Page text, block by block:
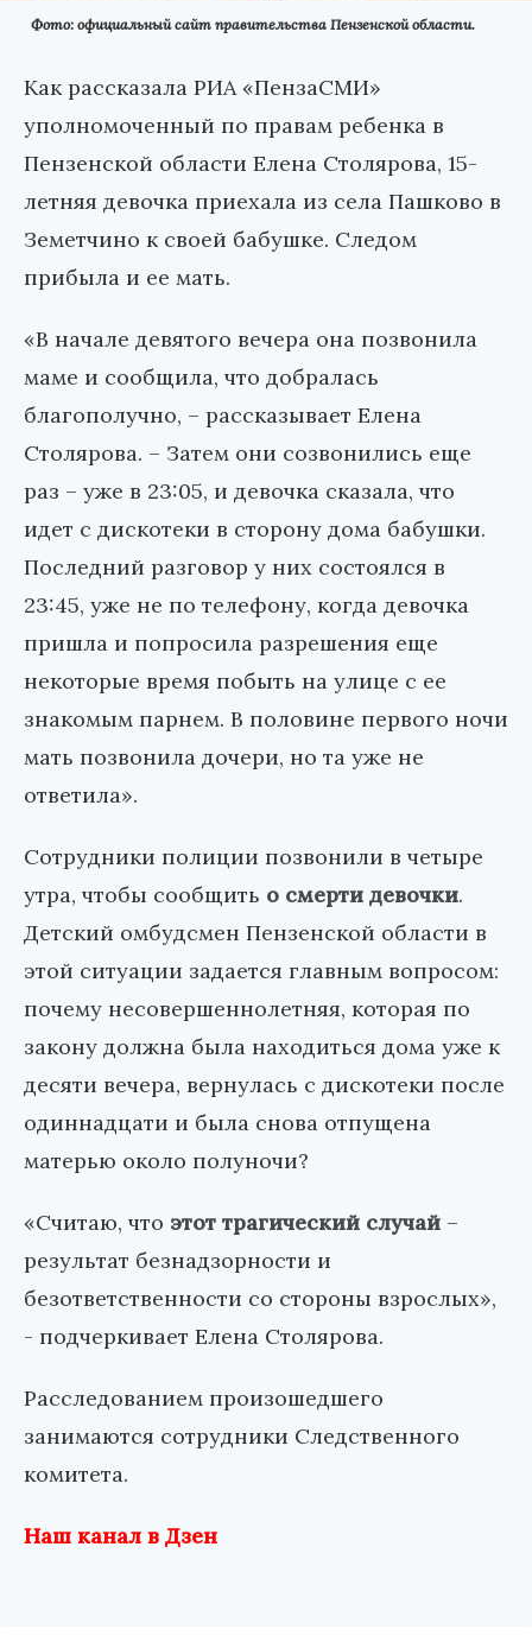
Фото: официальный сайт правительства Пензенской области.
Как рассказала РИА «ПензаСМИ»
уполномоченный по правам ребенка в
Пензенской области Елена Столярова, 15-
летняя девочка приехала из села Пашково в
Земетчино к своей бабушке. Следом
прибыла и ее мать.
«В начале девятого вечера она позвонила
маме и сообщила, что добралась
благополучно, – рассказывает Елена
Столярова. – Затем они созвонились еще
раз – уже в 23:05, и девочка сказала, что
идет с дискотеки в сторону дома бабушки.
Последний разговор у них состоялся в
23:45, уже не по телефону, когда девочка
пришла и попросила разрешения еще
некоторые время побыть на улице с ее
знакомым парнем. В половине первого ночи
мать позвонила дочери, но та уже не
ответила».
Сотрудники полиции позвонили в четыре
утра, чтобы сообщить о смерти девочки.
Детский омбудсмен Пензенской области в
этой ситуации задается главным вопросом:
почему несовершеннолетняя, которая по
закону должна была находиться дома уже к
десяти вечера, вернулась с дискотеки после
одиннадцати и была снова отпущена
матерью около полуночи?
«Считаю, что этот трагический случай –
результат безнадзорности и
безответственности со стороны взрослых»,
- подчеркивает Елена Столярова.
Расследованием произошедшего
занимаются сотрудники Следственного
комитета.
Наш канал в Дзен